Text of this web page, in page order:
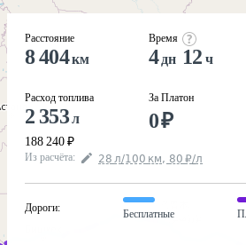
Расстояние
8 404км
Расход топлива
2 353л
188 240 ₽
Время
4 дн 12 ч
За Платон
0₽
Из расчёта: 28 л/100 км, 80 ₽/л
Дороги:
Бесплатные